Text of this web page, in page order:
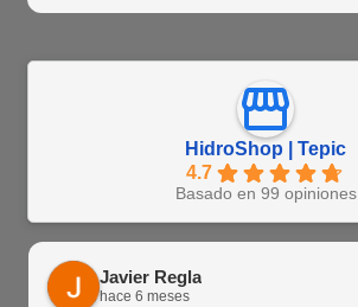
HidroShop | Tepic
4.7
Basado en 99 opiniones
Javier Regla
hace 6 meses